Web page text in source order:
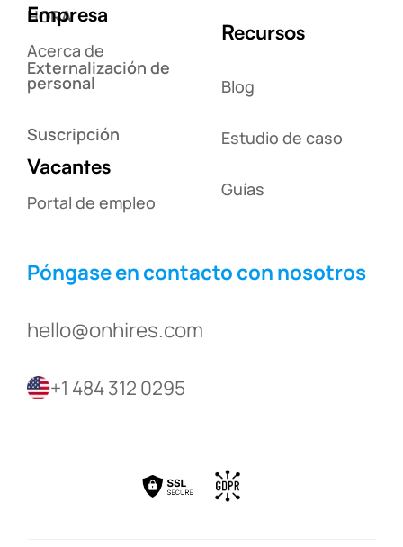
HORA
Externalización de
personal
Suscripción
Empresa
Acerca de
Recursos
Blog
Estudio de caso
Guías
Vacantes
Portal de empleo
Póngase en contacto con nosotros
hello@onhires.com
+1 484 312 0295